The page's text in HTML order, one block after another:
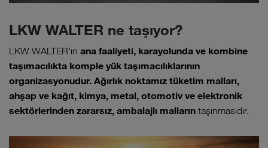
LKW WALTER ne taşıyor?
LKW WALTER'ın ana faaliyeti, karayolunda ve kombine
taşımacılıkta komple yük taşımacılıklarının
organizasyonudur. Ağırlık noktamız tüketim malları,
ahşap ve kağıt, kimya, metal, otomotiv ve elektronik
sektörlerinden zararsız, ambalajlı malların taşınmasıdır.